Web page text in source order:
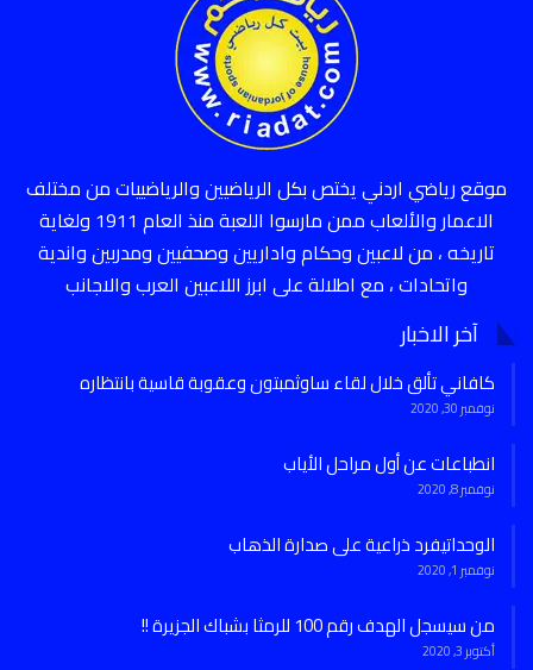
موقع رياضي اردني يختص بكل الرياضيين والرياضييات من مختلف
الاعمار والألعاب ممن مارسوا اللعبة منذ العام 1911 ولغاية
تاريخه ، من لاعبين وحكام واداريين وصحفيين ومدربين واندية
واتحادات ، مع اطلالة على ابرز اللاعبين العرب والاجانب
آخر الاخبار
كافاني تألق خلال لقاء ساوثمبتون وعقوبة قاسية بانتظاره
نوفمبر 30, 2020
انطباعات عن أول مراحل الأياب
نوفمبر 8, 2020
الوحداتيفرد ذراعية على صدارة الذهاب
نوفمبر 1, 2020
من سيسجل الهدف رقم 100 للرمثا بشباك الجزيرة !!
أكتوبر 3, 2020